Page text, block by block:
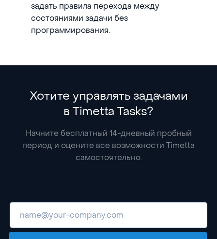
задать правила перехода между
состояниями задачи без
программирования.
Хотите управлять задачами
в Timetta Tasks?
Начните бесплатный 14-дневный пробный
период и оцените все возможности Timetta
самостоятельно.